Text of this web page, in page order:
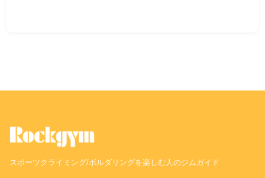
スポーツクライミング/ボルダリングを楽しむ人のジムガイド